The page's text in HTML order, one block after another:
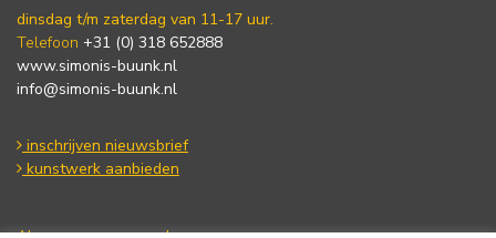
dinsdag t/m zaterdag van 11-17 uur.
Telefoon +31 (0) 318 652888
www.simonis-buunk.nl
info@simonis-buunk.nl
inschrijven nieuwsbrief
kunstwerk aanbieden